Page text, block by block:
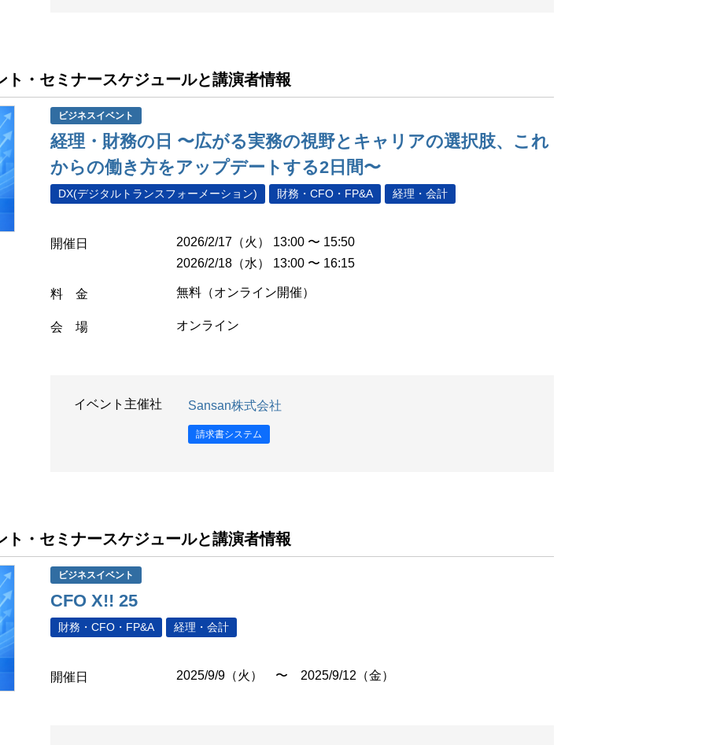
・セミナースケジュールと講演者情報
ビジネスイベント
経理・財務の日 〜広がる実務の視野とキャリアの選択肢、これ
からの働き方をアップデートする2日間〜
DX(デジタルトランスフォーメーション) 財務・CFO・FP&A 経理・会計
開催日
2026/2/17（火） 13:00 〜 15:50
2026/2/18（水） 13:00 〜 16:15
料 金 無料（オンライン開催）
会 場 オンライン
イベント主催社 Sansan株式会社
請求書システム
・セミナースケジュールと講演者情報
ビジネスイベント
CFO X!! 25
財務・CFO・FP&A 経理・会計
開催日 2025/9/9（火） 〜 2025/9/12（金）